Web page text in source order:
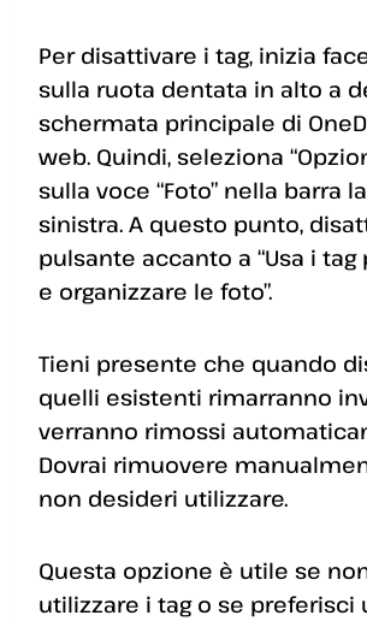
Per disattivare i tag, inizia
sulla ruota dentata in alto a
schermata principale di
web. Quindi, seleziona
sulla voce “Foto” nella barra
sinistra. A questo punto,
pulsante accanto a “Usa i
e organizzare le foto”.
Tieni presente che quando
quelli esistenti rimarranno
verranno rimossi
Dovrai rimuovere
non desideri utilizzare.
Questa opzione è utile se
utilizzare i tag o se preferisci